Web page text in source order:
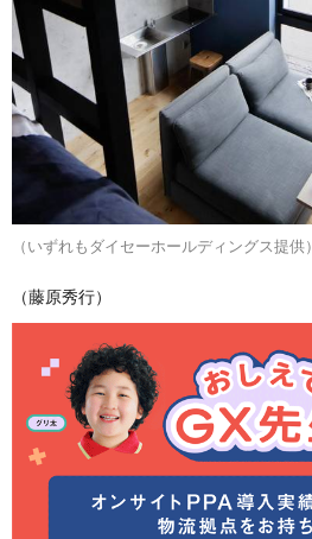
（いずれもダイセーホールディングス提供）
（藤原秀行）